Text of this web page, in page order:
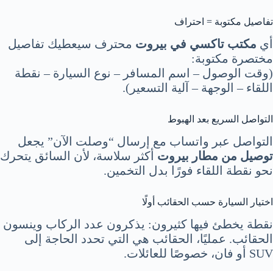
تفاصيل مكتوبة = احتراف
أي مكتب تاكسي في بيروت محترف سيعطيك تفاصيل
مختصرة مكتوبة:
(وقت الوصول – اسم المسافر – نوع السيارة – نقطة
اللقاء – الوجهة – آلية التسعير).
التواصل السريع بعد الهبوط
التواصل عبر واتساب مع إرسال “وصلت الآن” يجعل
توصيل من مطار بيروت أكثر سلاسة، لأن السائق يتحرك
نحو نقطة اللقاء فورًا بدل التخمين.
اختيار السيارة حسب الحقائب أولًا
نقطة يخطئ فيها كثيرون: يذكرون عدد الركاب وينسون
الحقائب. عمليًا، الحقائب هي التي تحدد الحاجة إلى
SUV أو فان، خصوصًا للعائلات.